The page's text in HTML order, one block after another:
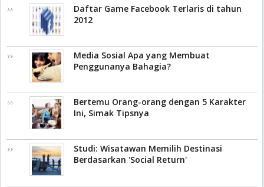
Daftar Game Facebook Terlaris di tahun
2012
Media Sosial Apa yang Membuat
Penggunanya Bahagia?
Bertemu Orang-orang dengan 5 Karakter
Ini, Simak Tipsnya
Studi: Wisatawan Memilih Destinasi
Berdasarkan 'Social Return'